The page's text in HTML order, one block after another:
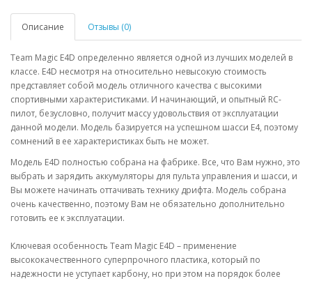
Описание Отзывы (0)
Team Magic E4D определенно является одной из лучших моделей в
классе. E4D несмотря на относительно невысокую стоимость
представляет собой модель отличного качества с высокими
спортивными характеристиками. И начинающий, и опытный RC-
пилот, безусловно, получит массу удовольствия от эксплуатации
данной модели. Модель базируется на успешном шасси E4, поэтому
сомнений в ее характеристиках быть не может.
Модель E4D полностью собрана на фабрике. Все, что Вам нужно, это
выбрать и зарядить аккумуляторы для пульта управления и шасси, и
Вы можете начинать оттачивать технику дрифта. Модель собрана
очень качественно, поэтому Вам не обязательно дополнительно
готовить ее к эксплуатации.
Ключевая особенность Team Magic E4D – применение
высококачественного суперпрочного пластика, который по
надежности не уступает карбону, но при этом на порядок более